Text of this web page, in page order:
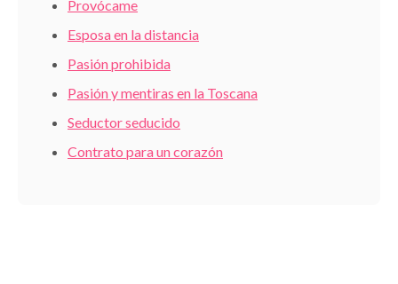
Provócame
Esposa en la distancia
Pasión prohibida
Pasión y mentiras en la Toscana
Seductor seducido
Contrato para un corazón